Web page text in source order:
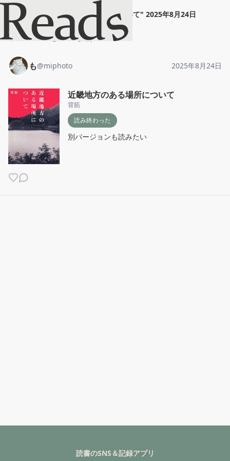
も"近畿地方のある場所について" 2025年8月24日
ホーム も 投稿
も@miphoto 2025年8月24日
近畿地方のある場所について
背筋
読み終わった
別バージョンも読みたい
読書のSNS＆記録アプリ